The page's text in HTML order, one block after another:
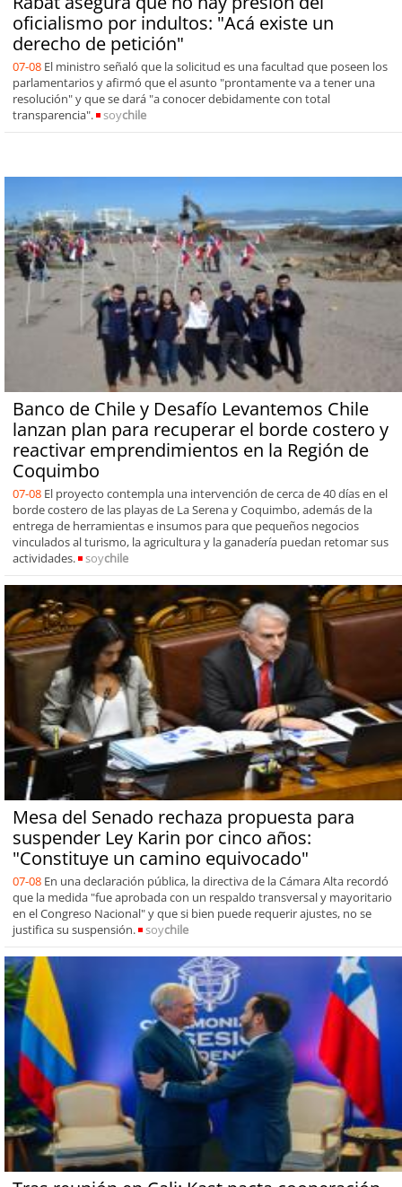
oficialismo por indultos: "Acá existe un
derecho de petición"
07-08 El ministro señaló que la solicitud es una facultad que poseen los
parlamentarios y afirmó que el asunto "prontamente va a tener una
resolución" y que se dará "a conocer debidamente con total
transparencia".
soychile
Banco de Chile y Desafío Levantemos Chile
lanzan plan para recuperar el borde costero y
reactivar emprendimientos en la Región de
Coquimbo
07-08 El proyecto contempla una intervención de cerca de 40 días en el
borde costero de las playas de La Serena y Coquimbo, además de la
entrega de herramientas e insumos para que pequeños negocios
vinculados al turismo, la agricultura y la ganadería puedan retomar sus
actividades.
soychile
Mesa del Senado rechaza propuesta para
suspender Ley Karin por cinco años:
"Constituye un camino equivocado"
07-08 En una declaración pública, la directiva de la Cámara Alta recordó
que la medida "fue aprobada con un respaldo transversal y mayoritario
en el Congreso Nacional" y que si bien puede requerir ajustes, no se
justifica su suspensión.
soychile